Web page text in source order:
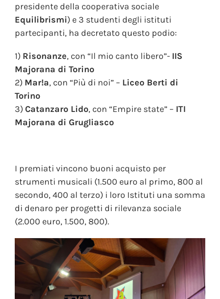
presidente della cooperativa sociale
Equilibrismi) e 3 studenti degli istituti
partecipanti, ha decretato questo podio:
1) Risonanze, con “Il mio canto libero”- IIS
Majorana di Torino
2) Mar!a, con “Più di noi” – Liceo Berti di
Torino
3) Catanzaro Lido, con “Empire state” – ITI
Majorana di Grugliasco
I premiati vincono buoni acquisto per
strumenti musicali (1.500 euro al primo, 800 al
secondo, 400 al terzo) i loro Istituti una somma
di denaro per progetti di rilevanza sociale
(2.000 euro, 1.500, 800).